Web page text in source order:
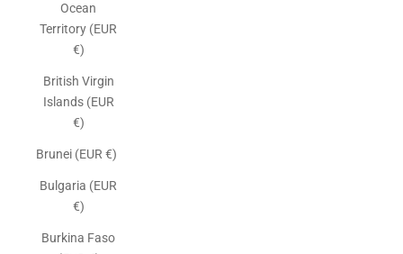
Ocean
Territory (EUR
€)
British Virgin
Islands (EUR
€)
Brunei (EUR €)
Bulgaria (EUR
€)
Burkina Faso